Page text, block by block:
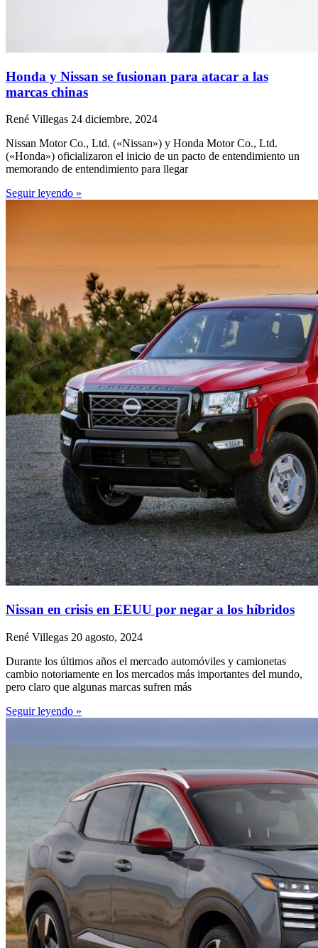
Honda y Nissan se fusionan para atacar a las
marcas chinas
René Villegas 24 diciembre, 2024
Nissan Motor Co., Ltd. («Nissan») y Honda Motor Co., Ltd.
(«Honda») oficializaron el inicio de un pacto de entendimiento un
memorando de entendimiento para llegar
Seguir leyendo »
Nissan en crisis en EEUU por negar a los híbridos
René Villegas 20 agosto, 2024
Durante los últimos años el mercado automóviles y camionetas
cambio notoriamente en los mercados más importantes del mundo,
pero claro que algunas marcas sufren más
Seguir leyendo »